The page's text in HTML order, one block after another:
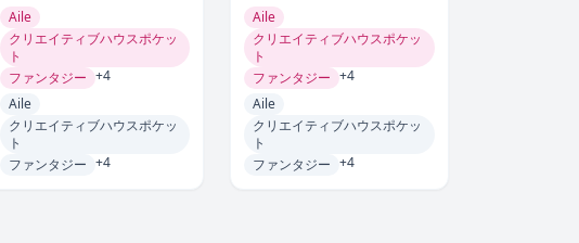
Aile
クリエイティブハウスポケッ
ト
ファンタジー +4
Aile
クリエイティブハウスポケッ
ト
ファンタジー +4
Aile
クリエイティブハウスポケッ
ト
ファンタジー +4
Aile
クリエイティブハウスポケッ
ト
ファンタジー +4